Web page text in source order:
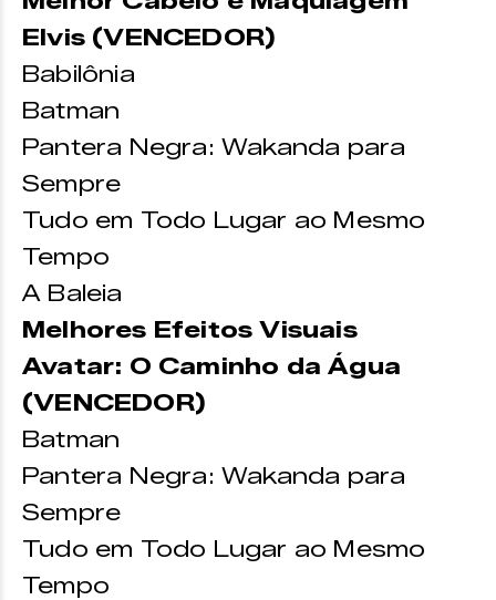
Elvis (VENCEDOR)
Babilônia
Batman
Pantera Negra: Wakanda para
Sempre
Tudo em Todo Lugar ao Mesmo
Tempo
A Baleia
Melhores Efeitos Visuais
Avatar: O Caminho da Água
(VENCEDOR)
Batman
Pantera Negra: Wakanda para
Sempre
Tudo em Todo Lugar ao Mesmo
Tempo